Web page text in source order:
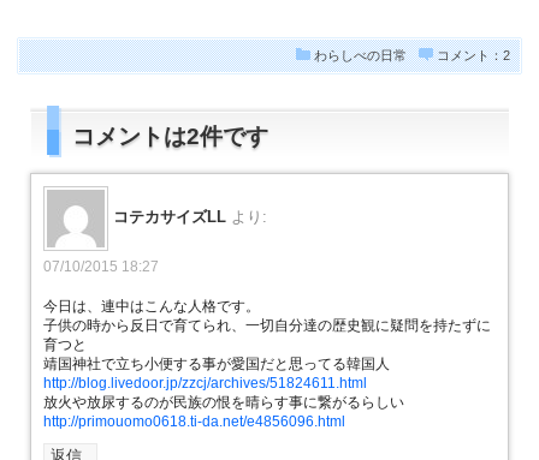
わらしべの日常 コメント：2
コメントは2件です
コテカサイズLL より:
07/10/2015 18:27
今日は、連中はこんな人格です。
子供の時から反日で育てられ、一切自分達の歴史観に疑問を持たずに
育つと
靖国神社で立ち小便する事が愛国だと思ってる韓国人
http://blog.livedoor.jp/zzcj/archives/51824611.html
放火や放尿するのが民族の恨を晴らす事に繋がるらしい
http://primouomo0618.ti-da.net/e4856096.html
返信